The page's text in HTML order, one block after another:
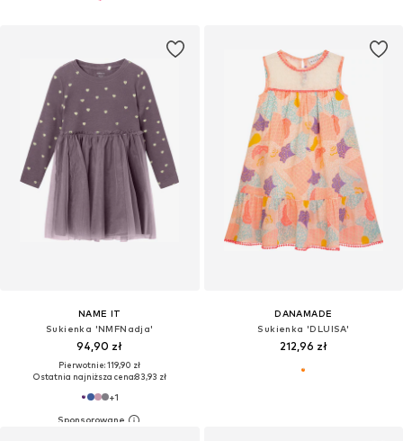
NAME IT
Sukienka 'NMFNadja'
94,90 zł
Pierwotnie: 119,90 zł
Ostatnia najniższa cena:83,93 zł
+1
DANAMADE
Sukienka 'DLUISA'
212,96 zł